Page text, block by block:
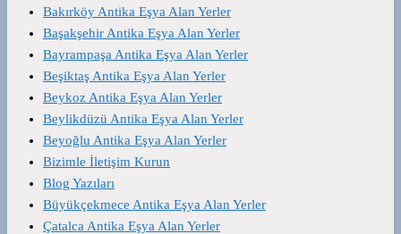
Bakırköy Antika Eşya Alan Yerler
Başakşehir Antika Eşya Alan Yerler
Bayrampaşa Antika Eşya Alan Yerler
Beşiktaş Antika Eşya Alan Yerler
Beykoz Antika Eşya Alan Yerler
Beylikdüzü Antika Eşya Alan Yerler
Beyoğlu Antika Eşya Alan Yerler
Bizimle İletişim Kurun
Blog Yazıları
Büyükçekmece Antika Eşya Alan Yerler
Çatalca Antika Eşya Alan Yerler